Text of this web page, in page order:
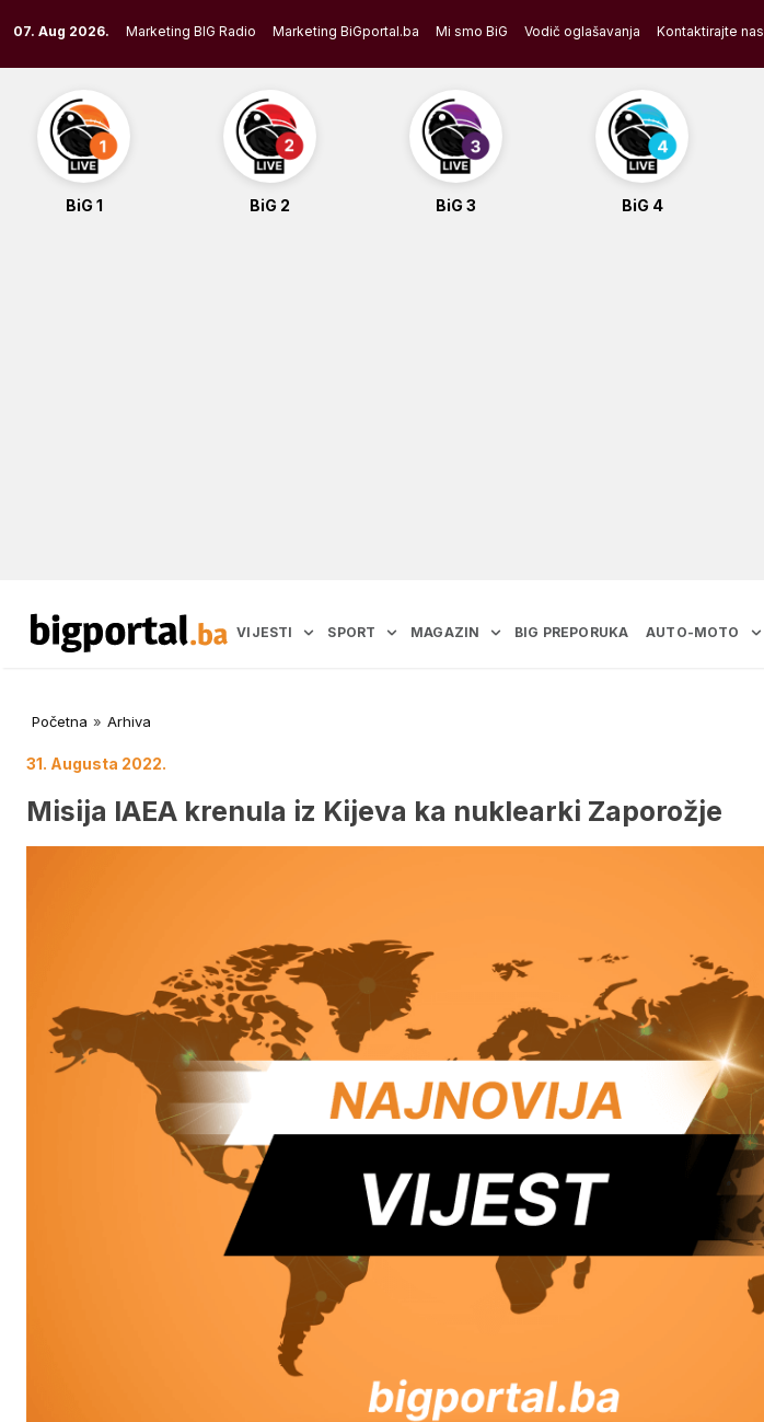
to
content
07. Aug 2026. Marketing BIG Radio Marketing BiGportal.ba Mi smo BiG Vodič oglašavanja Kontaktirajte nas
BiG 1 BiG 2 BiG 3 BiG 4
VIJESTI SPORT MAGAZIN BIG PREPORUKA AUTO-MOTO
Početna » Arhiva
31. Augusta 2022.
Misija IAEA krenula iz Kijeva ka nuklearki Zaporožje